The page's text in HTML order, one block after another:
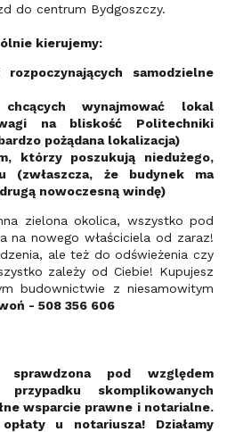
do centrum Bydgoszczy.
kierujemy:
samodzielne
wynajmować lokal
na bliskość Politechniki
pożądana lokalizacja)
którzy poszukują niedużego,
(zwłaszcza, że budynek ma
nowoczesną windę)
zielona okolica, wszystko pod
na nowego właściciela od zaraz!
ale też do odświeżenia czy
zależy od Ciebie! Kupujesz
budownictwie z niesamowitym
- 508 356 606
sprawdzona pod względem
skomplikowanych
wsparcie prawne i notarialne.
u notariusza! Działamy